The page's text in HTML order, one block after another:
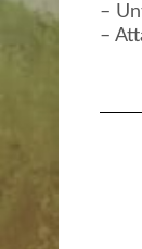
–
–